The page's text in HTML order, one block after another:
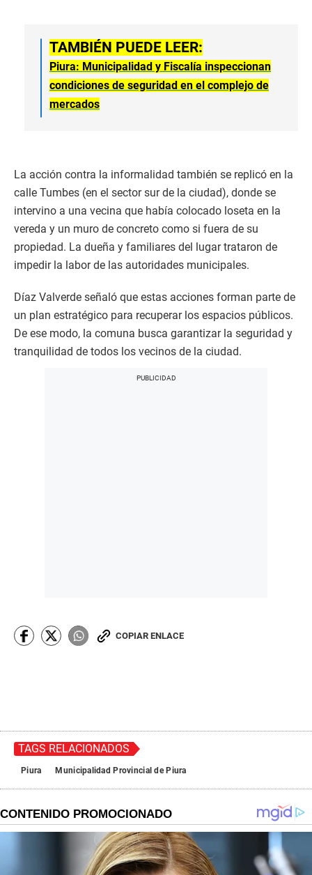
TAMBIÉN PUEDE LEER:
Piura: Municipalidad y Fiscalía inspeccionan
condiciones de seguridad en el complejo de
mercados
La acción contra la informalidad también se replicó en la
calle Tumbes (en el sector sur de la ciudad), donde se
intervino a una vecina que había colocado loseta en la
vereda y un muro de concreto como si fuera de su
propiedad. La dueña y familiares del lugar trataron de
impedir la labor de las autoridades municipales.
Díaz Valverde señaló que estas acciones forman parte de
un plan estratégico para recuperar los espacios públicos.
De ese modo, la comuna busca garantizar la seguridad y
tranquilidad de todos los vecinos de la ciudad.
COPIAR ENLACE
TAGS RELACIONADOS
Piura Municipalidad Provincial de Piura